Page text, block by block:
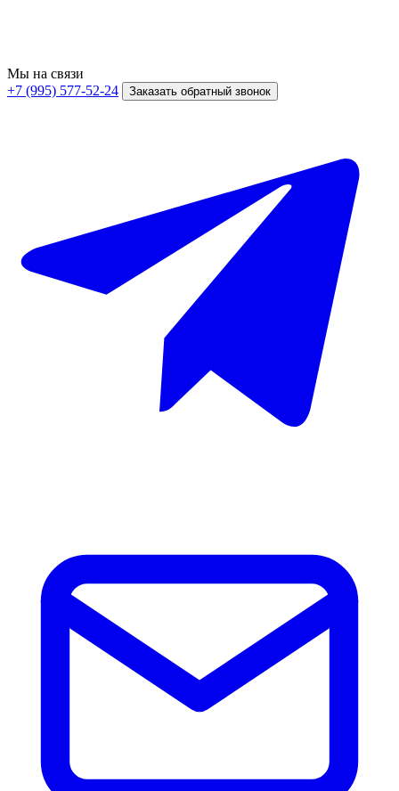
Мы на связи
+7 (995) 577-52-24
Заказать обратный звонок